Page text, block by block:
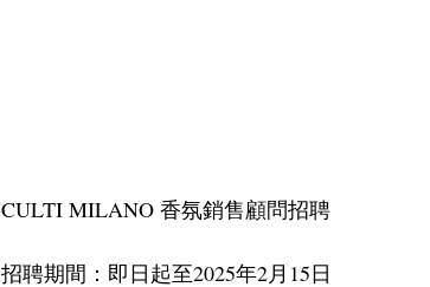
CULTI MILANO 香氛銷售顧問招聘
招聘期間：即日起至2025年2月15日